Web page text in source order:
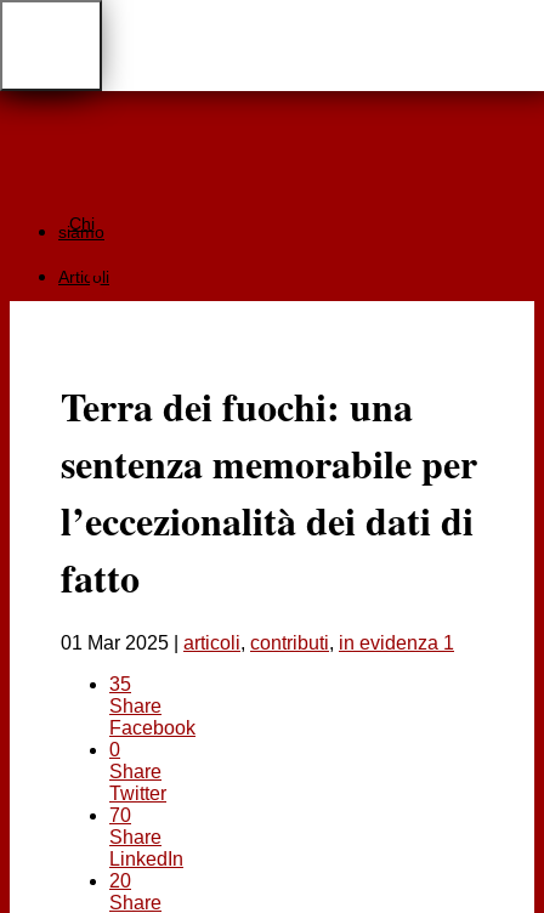
Chi
siamo
Articoli
Recensioni
Documentazione
Cartaceo
Terra dei fuochi: una
sentenza memorabile per
l’eccezionalità dei dati di
fatto
01 Mar 2025 articoli, contributi, in evidenza 1
35
Share
Facebook
0
Share
Twitter
70
Share
LinkedIn
20
Share